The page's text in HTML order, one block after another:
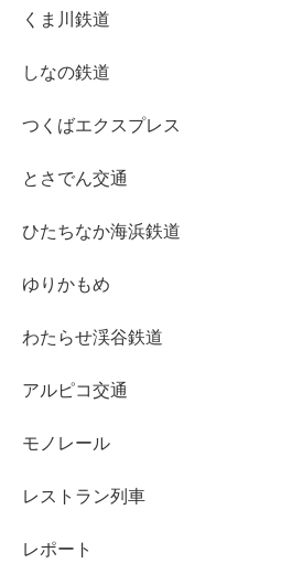
くま川鉄道
しなの鉄道
つくばエクスプレス
とさでん交通
ひたちなか海浜鉄道
ゆりかもめ
わたらせ渓谷鉄道
アルピコ交通
モノレール
レストラン列車
レポート